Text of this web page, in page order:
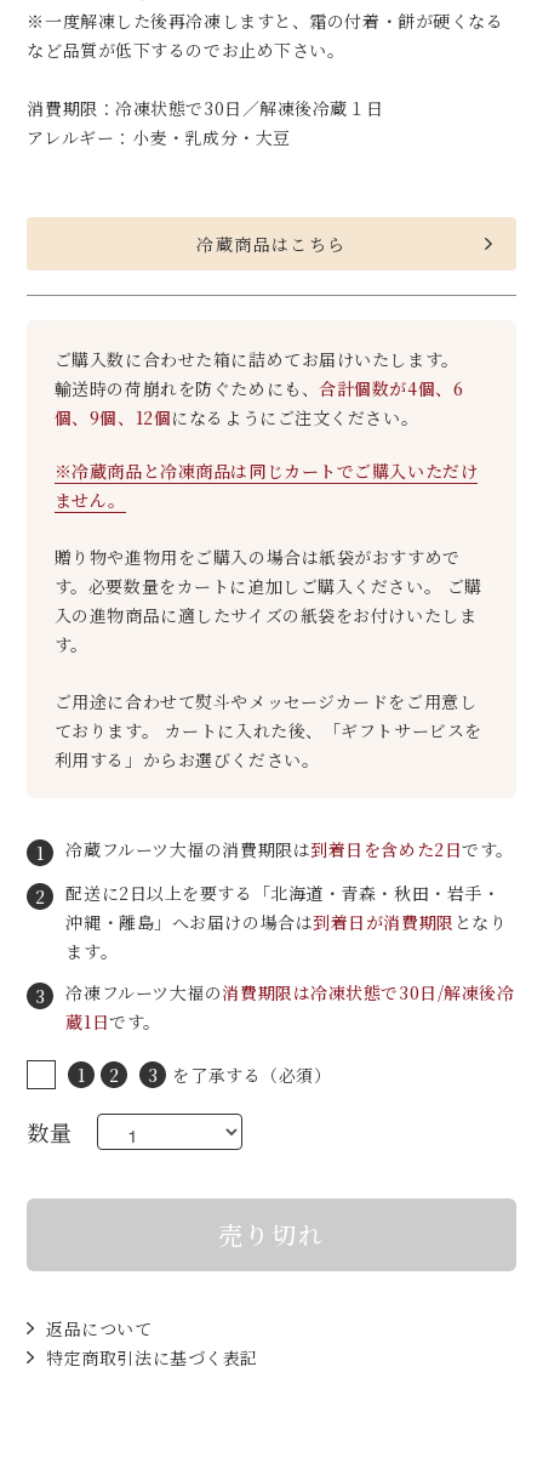
※一度解凍した後再冷凍しますと、霜の付着・餅が硬くなる
など品質が低下するのでお止め下さい。
消費期限：冷凍状態で30日／解凍後冷蔵１日
アレルギー：小麦・乳成分・大豆
冷蔵商品はこちら
ご購入数に合わせた箱に詰めてお届けいたします。
輸送時の荷崩れを防ぐためにも、合計個数が4個、6
個、9個、12個になるようにご注文ください。
※冷蔵商品と冷凍商品は同じカートでご購入いただけ
ません。
贈り物や進物用をご購入の場合は紙袋がおすすめで
す。必要数量をカートに追加しご購入ください。 ご購
入の進物商品に適したサイズの紙袋をお付けいたしま
す。
ご用途に合わせて熨斗やメッセージカードをご用意し
ております。 カートに入れた後、「ギフトサービスを
利用する」からお選びください。
1 冷蔵フルーツ大福の消費期限は到着日を含めた2日です。
2
配送に2日以上を要する「北海道・青森・秋田・岩手・
沖縄・離島」へお届けの場合は到着日が消費期限 となり
ます。
3
冷凍フルーツ大福の消費期限は冷凍状態で30日/解凍後冷
蔵1日です。
1 2 3 を了承する（必須）
数量
売り切れ
返品について
特定商取引法に基づく表記